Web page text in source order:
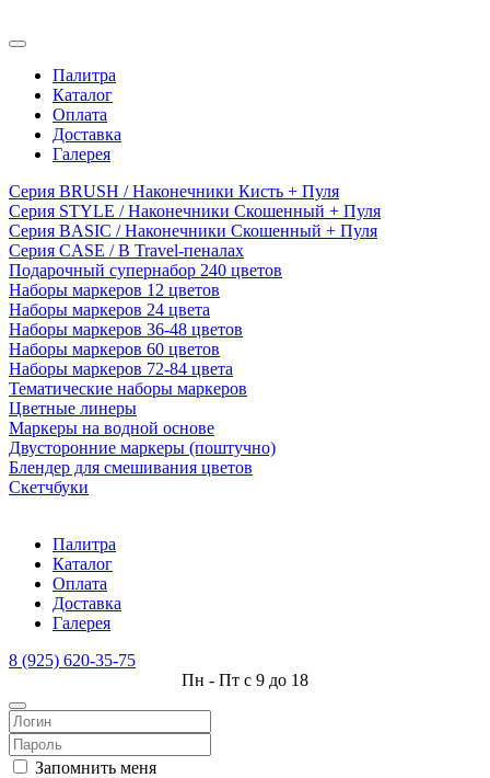
Палитра
Каталог
Оплата
Доставка
Галерея
Серия BRUSH / Наконечники Кисть + Пуля
Серия STYLE / Наконечники Скошенный + Пуля
Серия BASIC / Наконечники Скошенный + Пуля
Серия CASE / В Travel-пеналах
Подарочный супернабор 240 цветов
Наборы маркеров 12 цветов
Наборы маркеров 24 цвета
Наборы маркеров 36-48 цветов
Наборы маркеров 60 цветов
Наборы маркеров 72-84 цвета
Тематические наборы маркеров
Цветные линеры
Маркеры на водной основе
Двусторонние маркеры (поштучно)
Блендер для смешивания цветов
Скетчбуки
Палитра
Каталог
Оплата
Доставка
Галерея
8 (925) 620-35-75
Пн - Пт с 9 до 18
Запомнить меня